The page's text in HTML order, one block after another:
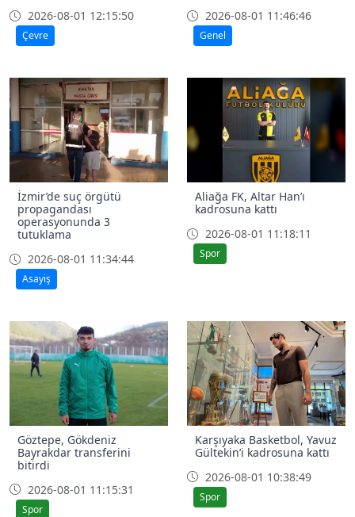
2026-08-01 12:15:50
Çevre
2026-08-01 11:46:46
Genel
İzmir’de suç örgütü
propagandası
operasyonunda 3
tutuklama
2026-08-01 11:34:44
Asayiş
Aliağa FK, Altar Han’ı
kadrosuna kattı
2026-08-01 11:18:11
Spor
Göztepe, Gökdeniz
Bayrakdar transferini
bitirdi
2026-08-01 11:15:31
Spor
Karşıyaka Basketbol, Yavuz
Gültekin’i kadrosuna kattı
2026-08-01 10:38:49
Spor